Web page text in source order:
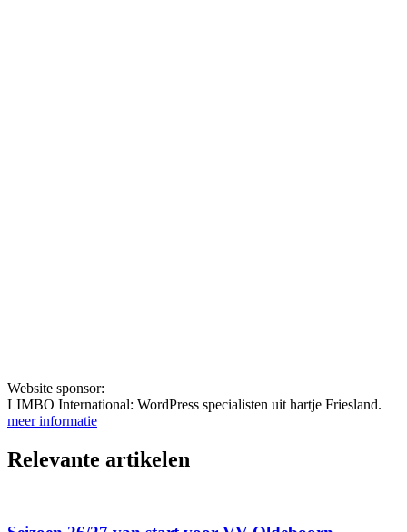
Website sponsor:
LIMBO International: WordPress specialisten uit hartje Friesland.
meer informatie
Relevante artikelen